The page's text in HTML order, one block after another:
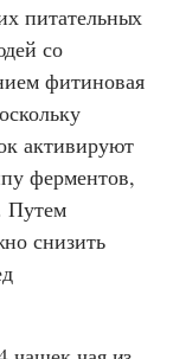
питательных
со
фитиновая
активируют
ферментов,
Путем
снизить